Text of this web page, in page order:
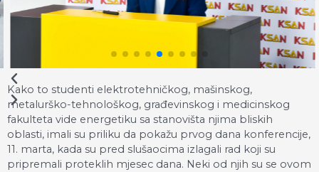
Kako to studenti elektrotehničkog, mašinskog,
metalurško-tehnološkog, građevinskog i medicinskog
fakulteta vide energetiku sa stanovišta njima bliskih
oblasti, imali su priliku da pokažu prvog dana konferencije,
11. marta, kada su pred slušaocima izlagali rad koji su
pripremali proteklih mjesec dana. Neki od njih su se ovom